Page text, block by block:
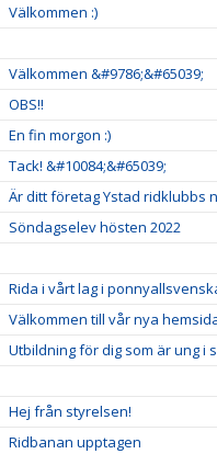
Välkommen :)
Välkommen &#9786;&#65039;
OBS!!
En fin morgon :)
Tack! &#10084;&#65039;
Är ditt företag Ystad ridklubbs
Söndagselev hösten 2022
Rida i vårt lag i
Välkommen till vår nya
Utbildning för dig som är ung i
Hej från styrelsen!
Ridbanan upptagen